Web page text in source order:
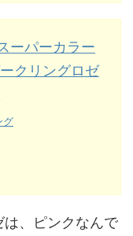
ーパーカラー
クリングロゼ
グ
、ピンクなんで